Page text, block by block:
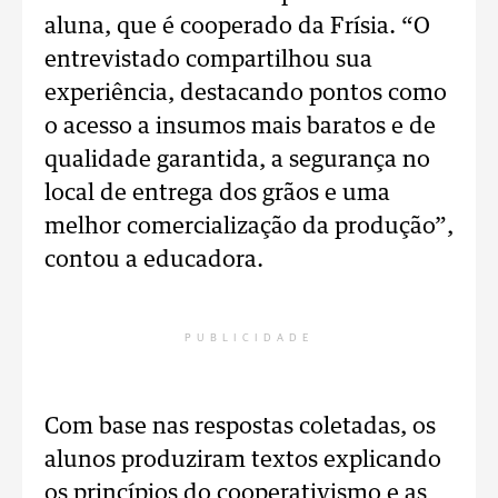
aluna, que é cooperado da Frísia. “O
entrevistado compartilhou sua
experiência, destacando pontos como
o acesso a insumos mais baratos e de
qualidade garantida, a segurança no
local de entrega dos grãos e uma
melhor comercialização da produção”,
contou a educadora.
PUBLICIDADE
Com base nas respostas coletadas, os
alunos produziram textos explicando
os princípios do cooperativismo e as